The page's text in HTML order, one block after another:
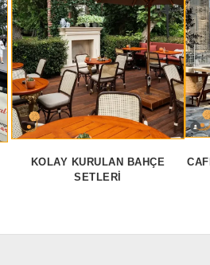
KOLAY KURULAN BAHÇE
SETLERI